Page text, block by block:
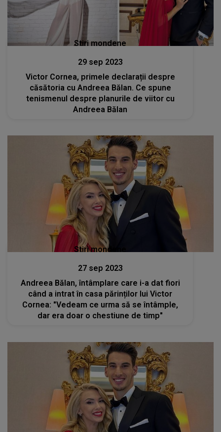
Stiri mondene
29 sep 2023
Victor Cornea, primele declarații despre
căsătoria cu Andreea Bălan. Ce spune
tenismenul despre planurile de viitor cu
Andreea Bălan
Stiri mondene
27 sep 2023
Andreea Bălan, întâmplare care i-a dat fiori
când a intrat în casa părinților lui Victor
Cornea: "Vedeam ce urma să se întâmple,
dar era doar o chestiune de timp"